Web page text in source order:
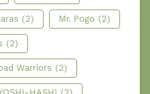
(2) Mr. Pogo (2)
(2)
Warriors (2)